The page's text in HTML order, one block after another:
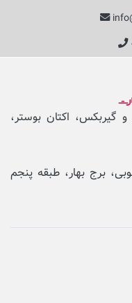
گیربکس، اکتان بوستر،
برج بهار، طبقه پنجم